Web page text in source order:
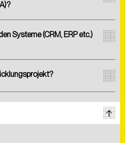
Systeme (CRM, ERP etc.)